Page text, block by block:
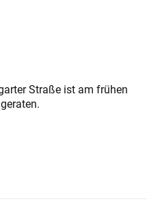
Straße ist am frühen